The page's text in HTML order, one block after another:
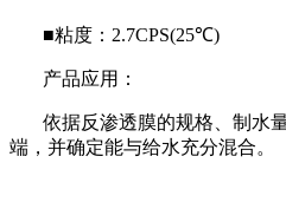
■粘度： 2.7CPS(25℃)
产品应用：
依据反渗透膜的规格、制水
端，并确定能与给水充分混合。